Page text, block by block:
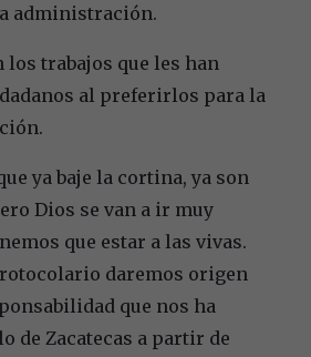
administración.
trabajos que les han
al preferirlos para la
ya baje la cortina, ya son
Dios se van a ir muy
que estar a las vivas.
daremos origen
que nos ha
de Zacatecas a partir de